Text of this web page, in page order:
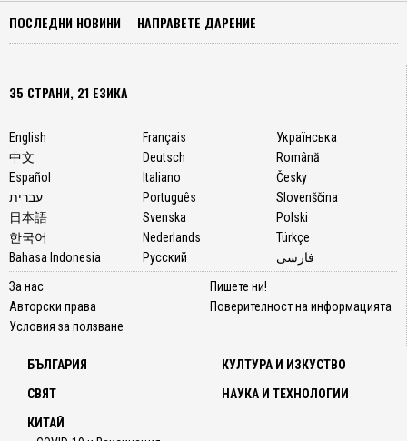
ПОСЛЕДНИ НОВИНИ НАПРАВЕТЕ ДАРЕНИЕ
35 СТРАНИ, 21 ЕЗИКА
English
中文
Español
עברית
日本語
한국어
Bahasa Indonesia
Français
Deutsch
Italiano
Português
Svenska
Nederlands
Русский
Українська
Română
Česky
Slovenščina
Polski
Türkçe
فارسی
За нас
Авторски права
Условия за ползване
Пишете ни!
Поверителност на информацията
БЪЛГАРИЯ
СВЯТ
КИТАЙ
КУЛТУРА И ИЗКУСТВО
НАУКА И ТЕХНОЛОГИИ